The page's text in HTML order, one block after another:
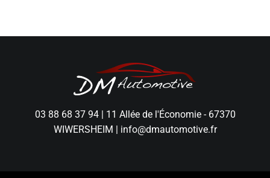
03 88 68 37 94| 11 Allée de l'Économie - 67370
WIWERSHEIM | info@dmautomotive.fr